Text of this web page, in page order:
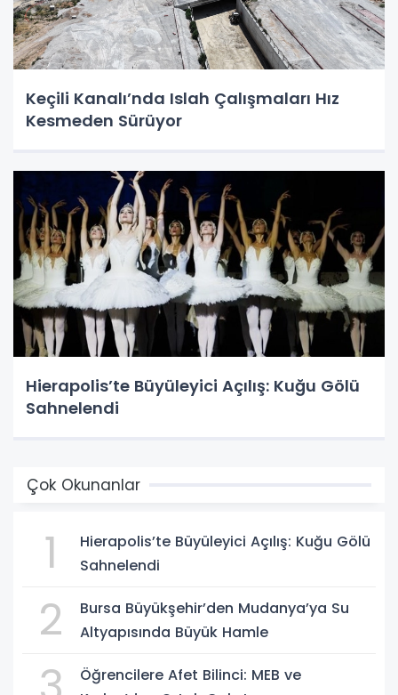
Keçili Kanalı’nda Islah Çalışmaları Hız
Kesmeden Sürüyor
Hierapolis’te Büyüleyici Açılış: Kuğu Gölü
Sahnelendi
Çok Okunanlar
1
Hierapolis’te Büyüleyici Açılış: Kuğu Gölü
Sahnelendi
2
Bursa Büyükşehir’den Mudanya’ya Su
Altyapısında Büyük Hamle
Öğrencilere Afet Bilinci: MEB ve